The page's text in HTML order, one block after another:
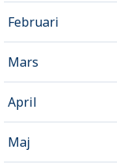
Februari
Mars
April
Maj